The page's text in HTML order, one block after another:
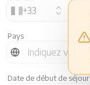
+33
Pays
Date de début de séjour